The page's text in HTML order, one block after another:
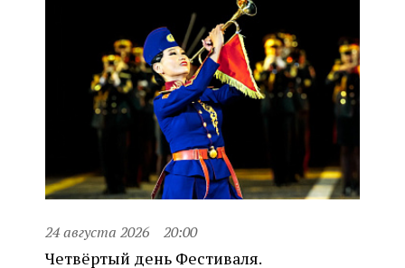
24 августа 2026 20:00
Четвёртый день Фестиваля.